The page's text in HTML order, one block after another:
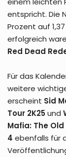
entspricht. Die
Prozent auf
erfolgreich
Red Dead
Für das
weitere
erscheint Sid
Tour 2K25und
Mafia: The
4 ebenfalls für